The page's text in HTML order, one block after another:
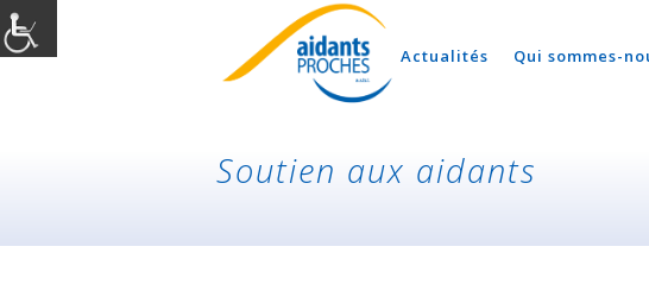
Actualités Qui sommes-
Soutien aux aidants